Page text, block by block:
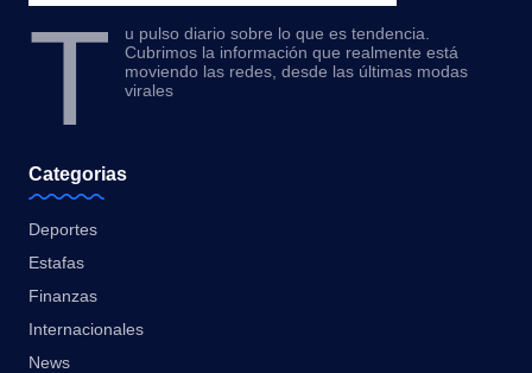
T
u pulso diario sobre lo que es tendencia.
Cubrimos la información que realmente está
moviendo las redes, desde las últimas modas
virales
Categorias
Deportes
Estafas
Finanzas
Internacionales
News